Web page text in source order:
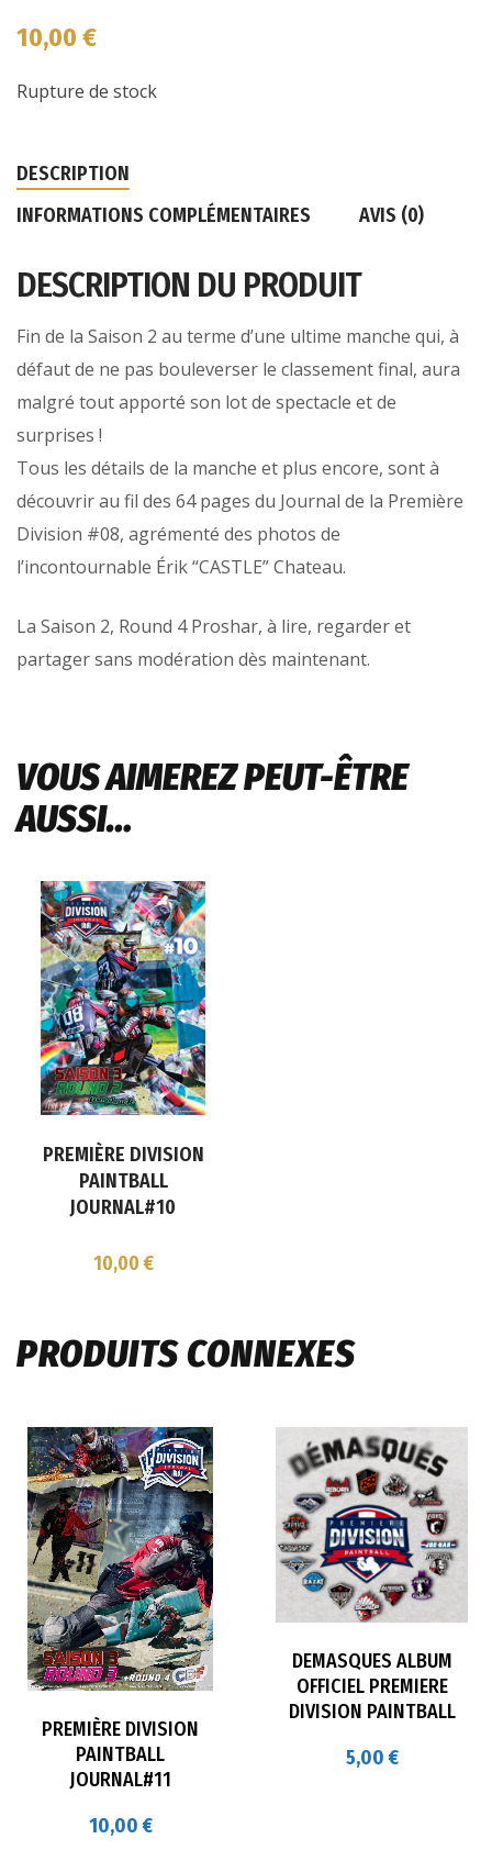
10,00 €
Rupture de stock
DESCRIPTION
INFORMATIONS COMPLÉMENTAIRES
AVIS (0)
DESCRIPTION DU PRODUIT
Fin de la Saison 2 au terme d’une ultime manche qui, à
défaut de ne pas bouleverser le classement final, aura
malgré tout apporté son lot de spectacle et de
surprises !
Tous les détails de la manche et plus encore, sont à
découvrir au fil des 64 pages du Journal de la Première
Division #08, agrémenté des photos de
l’incontournable Érik “CASTLE” Chateau.
La Saison 2, Round 4 Proshar, à lire, regarder et
partager sans modération dès maintenant.
VOUS AIMEREZ PEUT-ÊTRE
AUSSI…
PREMIÈRE DIVISION
PAINTBALL
JOURNAL#10
10,00€
PRODUITS CONNEXES
PREMIÈRE DIVISION
PAINTBALL
JOURNAL#11
10,00€
DEMASQUES ALBUM
OFFICIEL PREMIERE
DIVISION PAINTBALL
5,00€